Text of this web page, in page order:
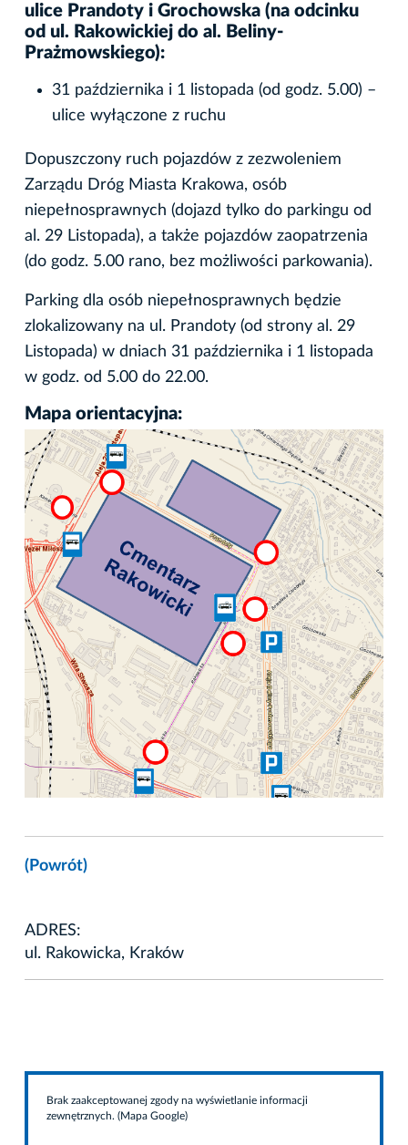
ulice Prandoty i Grochowska (na odcinku
od ul. Rakowickiej do al. Beliny-
Prażmowskiego):
31 października i 1 listopada (od godz. 5.00) –
ulice wyłączone z ruchu
Dopuszczony ruch pojazdów z zezwoleniem
Zarządu Dróg Miasta Krakowa, osób
niepełnosprawnych (dojazd tylko do parkingu od
al. 29 Listopada), a także pojazdów zaopatrzenia
(do godz. 5.00 rano, bez możliwości parkowania).
Parking dla osób niepełnosprawnych będzie
zlokalizowany na ul. Prandoty (od strony al. 29
Listopada) w dniach 31 października i 1 listopada
w godz. od 5.00 do 22.00.
Mapa orientacyjna:
(Powrót)
ADRES:
ul. Rakowicka, Kraków
Brak zaakceptowanej zgody na wyświetlanie informacji
zewnętrznych. (Mapa Google)